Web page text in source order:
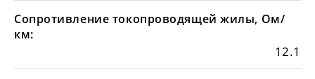
Сопротивление токопроводящей жилы, Ом/
км:
12.1